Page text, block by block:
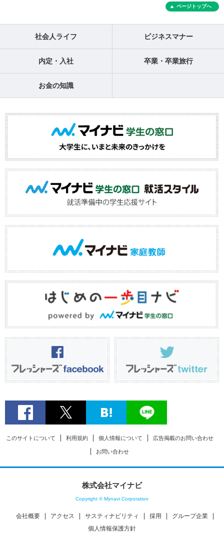
ページトップへ
社会人ライフ ビジネスマナー
内定・入社 卒業・卒業旅行
お金の知識
このサイトについて 利用規約 個人情報について 広告掲載のお問い合わせ
お問い合わせ
株式会社マイナビ
Copyright © Mynavi Corporation
会社概要 アクセス サスティナビリティ 採用
グループ企業
個人情報保護方針